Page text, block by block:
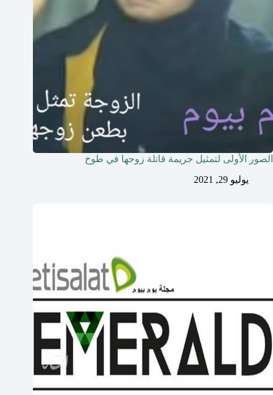
الصور الأولى لتمثيل جريمة قاتلة زوجها في طوخ
يوليو 29, 2021